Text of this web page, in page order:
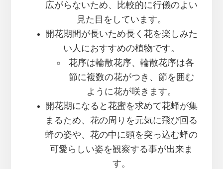
広がらないため、比較的に行儀のよい
見た目をしています。
開花期間が長いため長く花を楽しみた
い人におすすめの植物です。
花序は輪散花序、輪散花序は各
節に複数の花がつき、節を囲む
ように花が咲きます。
開花期になると花蜜を求めて花蜂が集
まるため、花の周りを元気に飛び回る
蜂の姿や、花の中に頭を突っ込む蜂の
可愛らしい姿を観察する事が出来ま
す。